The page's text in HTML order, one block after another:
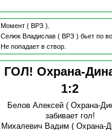
Момент ( ВРЗ ).
Селюк Владислав( ВРЗ ) бьет по
Не попадает в створ.
ГОЛ! Охрана-
1:2
Белов Алексей( Охрана-
забивает гол!
Михалевич Вадим ( Охрана-